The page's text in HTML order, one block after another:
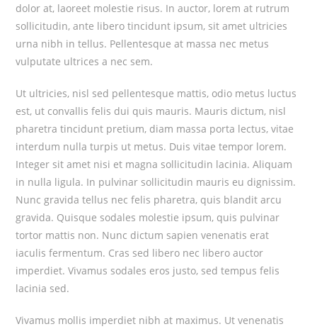
dolor at, laoreet molestie risus. In auctor, lorem at rutrum
sollicitudin, ante libero tincidunt ipsum, sit amet ultricies
urna nibh in tellus. Pellentesque at massa nec metus
vulputate ultrices a nec sem.
Ut ultricies, nisl sed pellentesque mattis, odio metus luctus
est, ut convallis felis dui quis mauris. Mauris dictum, nisl
pharetra tincidunt pretium, diam massa porta lectus, vitae
interdum nulla turpis ut metus. Duis vitae tempor lorem.
Integer sit amet nisi et magna sollicitudin lacinia. Aliquam
in nulla ligula. In pulvinar sollicitudin mauris eu dignissim.
Nunc gravida tellus nec felis pharetra, quis blandit arcu
gravida. Quisque sodales molestie ipsum, quis pulvinar
tortor mattis non. Nunc dictum sapien venenatis erat
iaculis fermentum. Cras sed libero nec libero auctor
imperdiet. Vivamus sodales eros justo, sed tempus felis
lacinia sed.
Vivamus mollis imperdiet nibh at maximus. Ut venenatis